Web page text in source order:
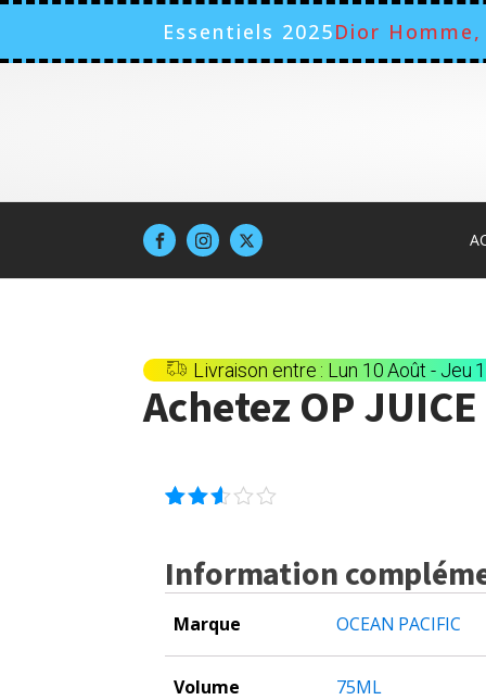
Essentiels 2025Dior
Livraison entre : Lun 10 Août - Jeu
AchetezOP JUICE
sur
5
sur
notations
client
Information
Marque OCEAN PACIFIC
Volume 75ML